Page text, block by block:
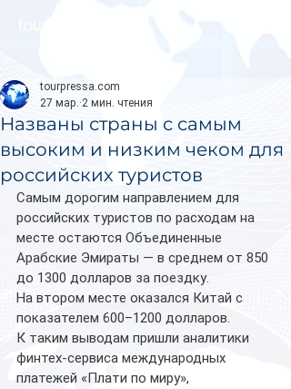
Названы страны с самым
высоким и низким чеком для
российских туристов
tourpressa.com
27 мар. 2 мин. чтения
Самым дорогим направлением для
российских туристов по расходам на
месте остаются Объединенные
Арабские Эмираты — в среднем от 850
до 1300 долларов за поездку.
На втором месте оказался Китай с
показателем 600–1200 долларов.
К таким выводам пришли аналитики
финтех-сервиса международных
платежей «Плати по миру»,